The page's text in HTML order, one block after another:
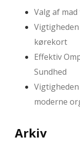
Valg af
kørekort
Effektiv
Sundhed
moderne
Arkiv